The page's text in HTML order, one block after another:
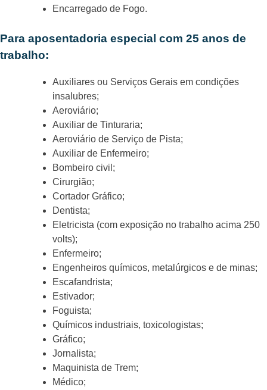
Encarregado de Fogo.
Para aposentadoria especial com 25 anos de
trabalho:
Auxiliares ou Serviços Gerais em condições
insalubres;
Aeroviário;
Auxiliar de Tinturaria;
Aeroviário de Serviço de Pista;
Auxiliar de Enfermeiro;
Bombeiro civil;
Cirurgião;
Cortador Gráfico;
Dentista;
Eletricista (com exposição no trabalho acima 250
volts);
Enfermeiro;
Engenheiros químicos, metalúrgicos e de minas;
Escafandrista;
Estivador;
Foguista;
Químicos industriais, toxicologistas;
Gráfico;
Jornalista;
Maquinista de Trem;
Médico;